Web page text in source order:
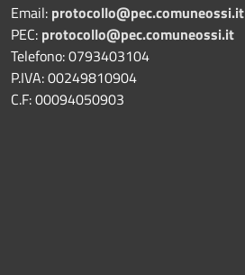
Email: protocollo@pec.comuneossi.it
PEC: protocollo@pec.comuneossi.it
Telefono: 0793403104
P.IVA: 00249810904
C.F: 00094050903